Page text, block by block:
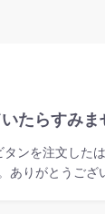
たらすみま
ンを注文した
りがとうござ